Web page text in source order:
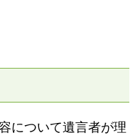
について遺言者が理